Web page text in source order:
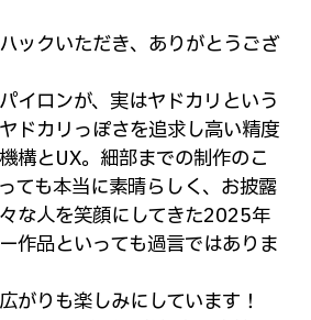
ックいただき、ありがとうござ
イロンが、実はヤドカリという
ドカリっぽさを追求し高い精度
構とUX。細部までの制作のこ
ても本当に素晴らしく、お披露
な人を笑顔にしてきた2025年
作品といっても過言ではありま
がりも楽しみにしています！